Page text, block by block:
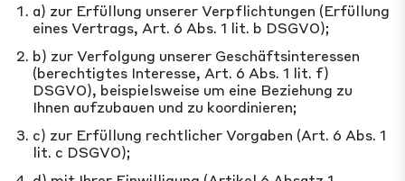
a) zur Erfüllung unserer Verpflichtungen (Erfüllung
eines Vertrags, Art. 6 Abs. 1 lit. b DSGVO);
b) zur Verfolgung unserer Geschäftsinteressen
(berechtigtes Interesse, Art. 6 Abs. 1 lit. f)
DSGVO), beispielsweise um eine Beziehung zu
Ihnen aufzubauen und zu koordinieren;
c) zur Erfüllung rechtlicher Vorgaben (Art. 6 Abs. 1
lit. c DSGVO);